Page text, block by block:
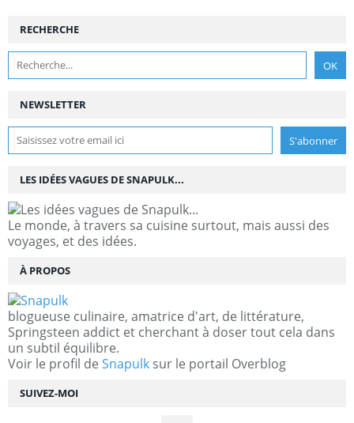
NEWSLETTER
SUIVEZ-MOI
RECHERCHE
LES IDÉES VAGUES DE SNAPULK...
Le monde, à travers sa cuisine surtout, mais aussi des
voyages, et des idées.
À PROPOS
blogueuse culinaire, amatrice d'art, de littérature,
Springsteen addict et cherchant à doser tout cela dans
un subtil équilibre.
Voir le profil de Snapulk sur le portail Overblog